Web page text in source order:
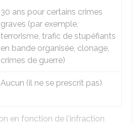
en fonction de l'infraction
30 ans pour certains crimes
graves (par exemple,
terrorisme, trafic de stupéfiants
en bande organisée, clonage,
crimes de guerre)
Aucun (il ne se prescrit pas)